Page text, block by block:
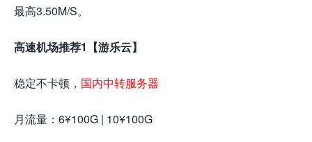
最高3.50M/S。
高速机场推荐1【游乐云】
稳定不卡顿， 国内中转服务器
月流量：6¥100G | 10¥100G